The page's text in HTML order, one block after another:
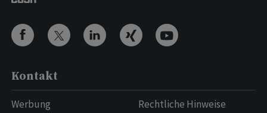
Kontakt
Werbung
Rechtliche Hinweise